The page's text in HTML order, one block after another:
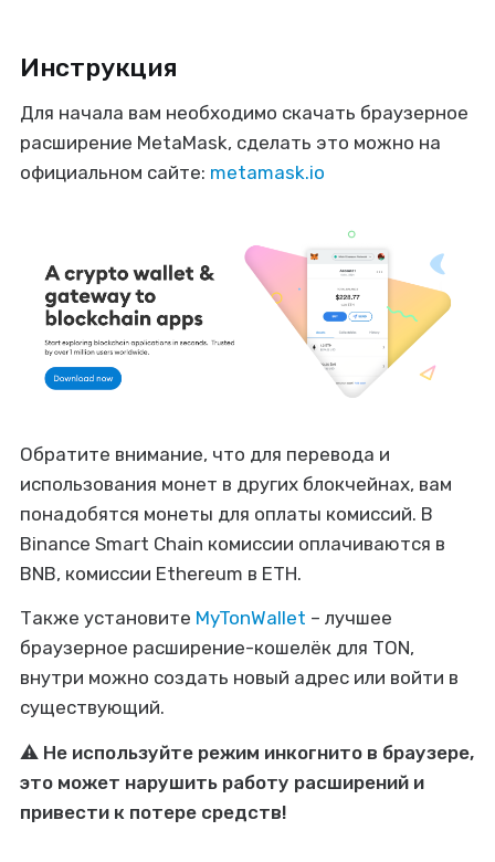
Инструкция
Для начала вам необходимо скачать браузерное
расширение MetaMask, сделать это можно на
официальном сайте: metamask.io
Обратите внимание, что для перевода и
использования монет в других блокчейнах, вам
понадобятся монеты для оплаты комиссий. В
Binance Smart Chain комиссии оплачиваются в
BNB, комиссии Ethereum в ETH.
Также установите MyTonWallet – лучшее
браузерное расширение-кошелёк для TON,
внутри можно создать новый адрес или войти в
существующий.
⚠️ Не используйте режим инкогнито в браузере,
это может нарушить работу расширений и
привести к потере средств!